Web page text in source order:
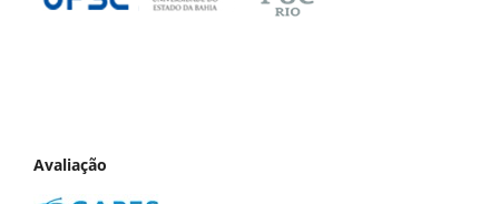
Avaliação